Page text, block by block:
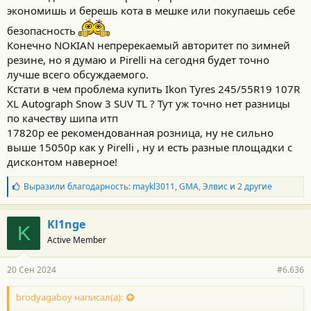
экономишь и берешь кота в мешке или покупаешь себе
безопасность
Конечно NOKIAN непререкаемый авторитет по зимней
резине, но я думаю и Pirelli на сегодня будет точно
лучше всего обсуждаемого.
Кстати в чем проблема купить Ikon Tyres 245/55R19 107R
XL Autograph Snow 3 SUV TL ? Тут уж точно нет разницы
по качеству шипа итп
17820р ее рекомендованная розница, ну не сильно
выше 15050р как у Pirelli , ну и есть разные площадки с
дисконтом наверное!
Б
л
а
г
о
д
а
н
о
с
Выразили благодарность: maykl3011,GMA,Элвиси 2 другие
K Kl1nge
Active Member
20 Сен 2024 #6.636
brodyagaboy написал(а):